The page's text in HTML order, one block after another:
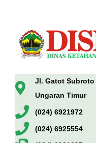
Jl. Gatot
Ungaran Timur
(024) 6921972
(024) 6925554